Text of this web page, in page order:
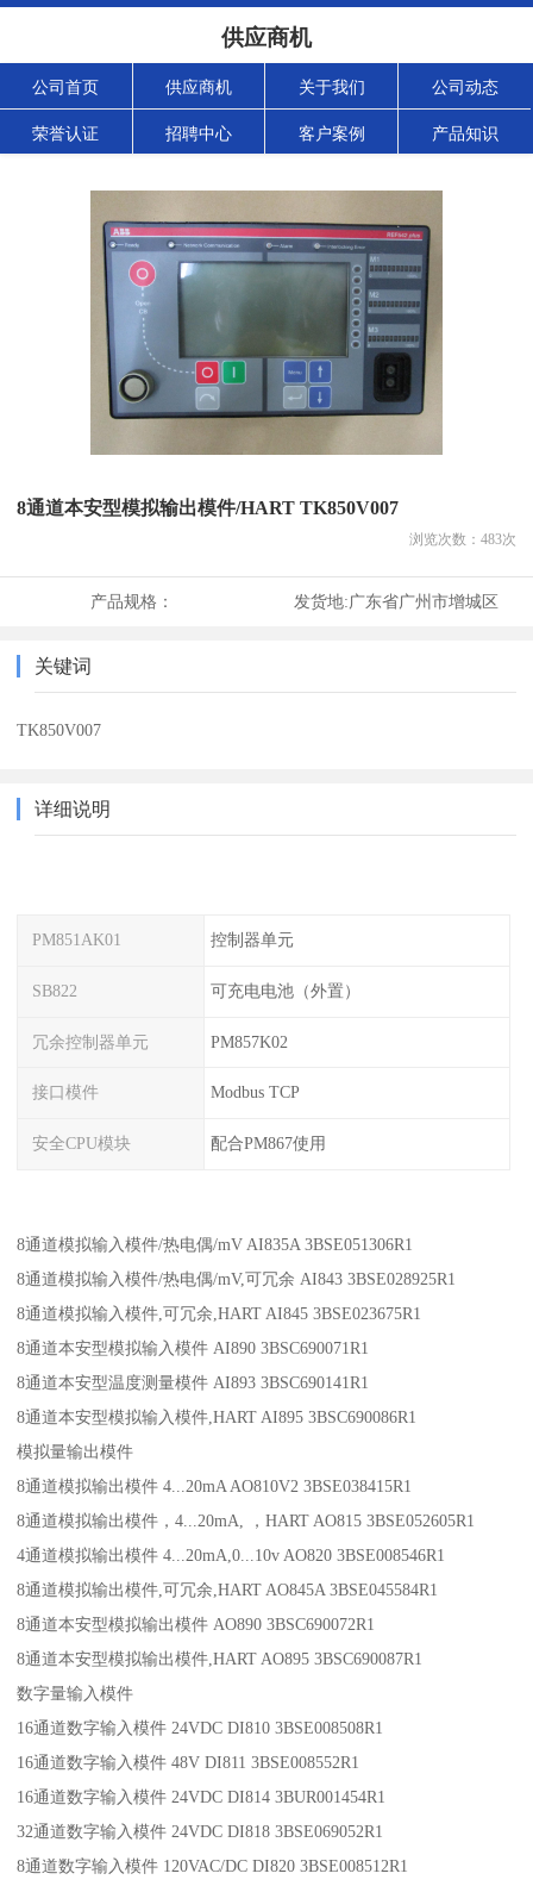
供应商机
公司首页 供应商机 关于我们 公司动态
荣誉认证 招聘中心 客户案例 产品知识
8通道本安型模拟输出模件/HART TK850V007
浏览次数： 483次
产品规格： 发货地:广东省广州市增城区
关键词
TK850V007
详细说明
PM851AK01 控制器单元
SB822 可充电电池（外置）
冗余控制器单元 PM857K02
接口模件 Modbus TCP
安全CPU模块 配合PM867使用
8通道模拟输入模件/热电偶/mV AI835A 3BSE051306R1
8通道模拟输入模件/热电偶/mV,可冗余 AI843 3BSE028925R1
8通道模拟输入模件,可冗余,HART AI845 3BSE023675R1
8通道本安型模拟输入模件 AI890 3BSC690071R1
8通道本安型温度测量模件 AI893 3BSC690141R1
8通道本安型模拟输入模件,HART AI895 3BSC690086R1
模拟量输出模件
8通道模拟输出模件 4...20mA AO810V2 3BSE038415R1
8通道模拟输出模件，4...20mA, ，HART AO815 3BSE052605R1
4通道模拟输出模件 4...20mA,0...10v AO820 3BSE008546R1
8通道模拟输出模件,可冗余,HART AO845A 3BSE045584R1
8通道本安型模拟输出模件 AO890 3BSC690072R1
8通道本安型模拟输出模件,HART AO895 3BSC690087R1
数字量输入模件
16通道数字输入模件 24VDC DI810 3BSE008508R1
16通道数字输入模件 48V DI811 3BSE008552R1
16通道数字输入模件 24VDC DI814 3BUR001454R1
32通道数字输入模件 24VDC DI818 3BSE069052R1
8通道数字输入模件 120VAC/DC DI820 3BSE008512R1